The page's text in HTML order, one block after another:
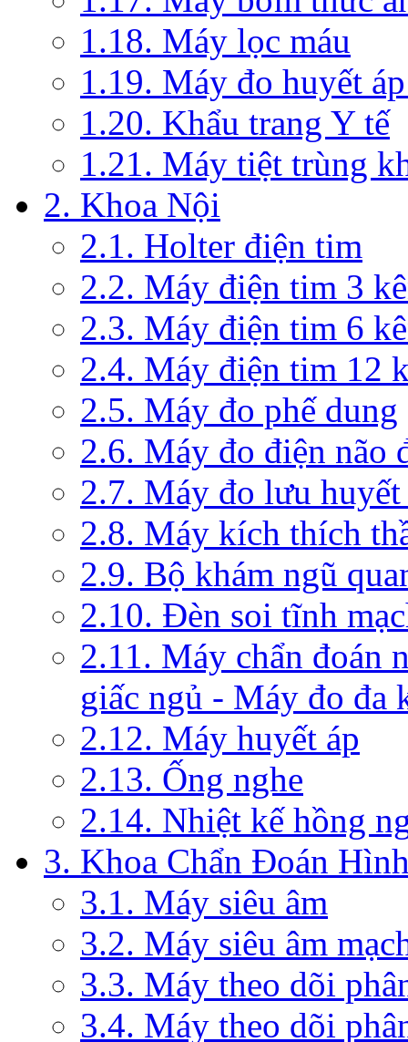
1.18. Máy lọc máu
1.19. Máy đo huyết
1.20. Khẩu trang Y tế
1.21. Máy tiệt trùng
2. Khoa Nội
2.1. Holter điện tim
2.2. Máy điện tim 3
2.3. Máy điện tim 6
2.4. Máy điện tim 12
2.5. Máy đo phế dung
2.6. Máy đo điện não
2.7. Máy đo lưu
2.8. Máy kích thích
2.9. Bộ khám ngũ
2.10. Đèn soi tĩnh
2.11. Máy chẩn đoán
giấc ngủ - Máy đo đa
2.12. Máy huyết áp
2.13. Ống nghe
2.14. Nhiệt kế hồng
3. Khoa Chẩn Đoán
3.1. Máy siêu âm
3.2. Máy siêu âm
3.3. Máy theo dõi
3.4. Máy theo dõi